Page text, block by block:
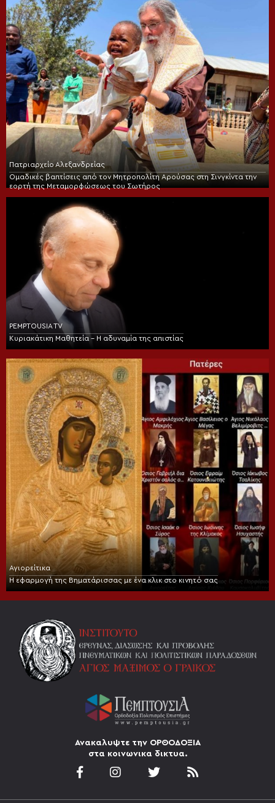
Πατριαρχείο Αλεξανδρείας
Ομαδικές βαπτίσεις από τον Μητροπολίτη Αρούσας στη Σινγκίντα την
εορτή της Μεταμορφώσεως του Σωτήρος
PEMPTOUSIA TV
Κυριακάτικη Μαθητεία – Η αδυναμία της απιστίας
Αγιορείτικα
Η εφαρμογή της Βηματάρισσας με ένα κλικ στο κινητό σας
Ανακαλυψτε την ΟΡΘΟΔΟΞΙΑ
στα κοινωνικα δικτυα.